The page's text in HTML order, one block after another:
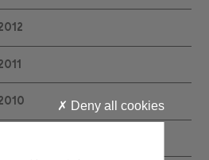
Deny all cookies